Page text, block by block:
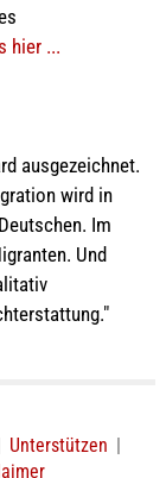
hier ...
ausgezeichnet.
wird in
Im
Und
Unterstützen |